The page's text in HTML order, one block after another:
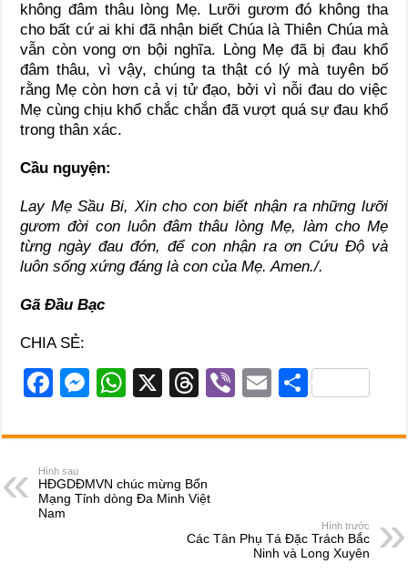
không đâm thâu lòng Mẹ. Lưỡi gươm đó không tha
cho bất cứ ai khi đã nhận biết Chúa là Thiên Chúa mà
vẫn còn vong ơn bội nghĩa. Lòng Mẹ đã bị đau khổ
đâm thâu, vì vậy, chúng ta thật có lý mà tuyên bố
rằng Mẹ còn hơn cả vị tử đạo, bởi vì nỗi đau do việc
Mẹ cùng chịu khổ chắc chắn đã vượt quá sự đau khổ
trong thân xác.
Cầu nguyện:
Lay Mẹ Sầu Bi, Xin cho con biết nhận ra những lưỡi
gươm đời con luôn đâm thâu lòng Mẹ, làm cho Mẹ
từng ngày đau đớn, để con nhận ra ơn Cứu Độ và
luôn sống xứng đáng là con của Mẹ. Amen./.
Gã Đầu Bạc
CHIA SẺ:
F
c
e
b
o
M
ss
n
W
at
A
X
T
e
a
d
s
Vi
er
E
ail
S
ar
Hình sau
HĐGDĐMVN chúc mừng Bổn
Mạng Tỉnh dòng Đa Minh Việt
Nam
Hình trước
Các Tân Phụ Tá Đặc Trách Bắc
Ninh và Long Xuyên